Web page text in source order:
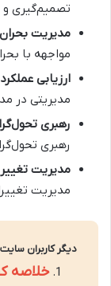
تصمیم‌گیری و
مدیریت
مواجهه با
ارزیابی
مدیریتی در
رهبری
رهبری
مدیریت
مدیریت
دیگر کاربران
خلاصه